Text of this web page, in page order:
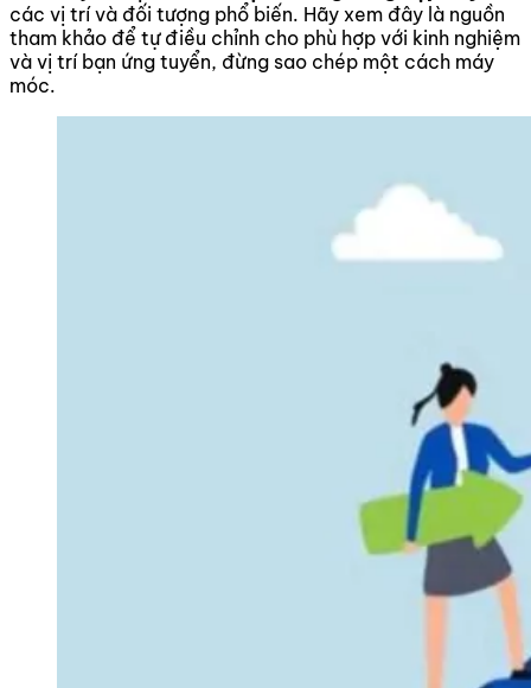
các vị trí và đối tượng phổ biến. Hãy xem đây là nguồn
tham khảo để tự điều chỉnh cho phù hợp với kinh nghiệm
và vị trí bạn ứng tuyển, đừng sao chép một cách máy
móc.